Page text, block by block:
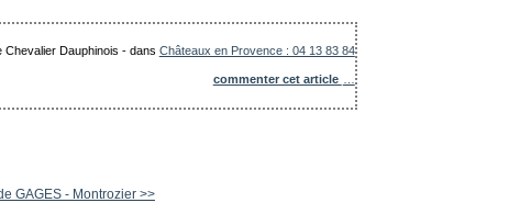
Chevalier Dauphinois -dans Châteaux en Provence : 04 13 83 84
commenter cet article
GAGES - Montrozier >>